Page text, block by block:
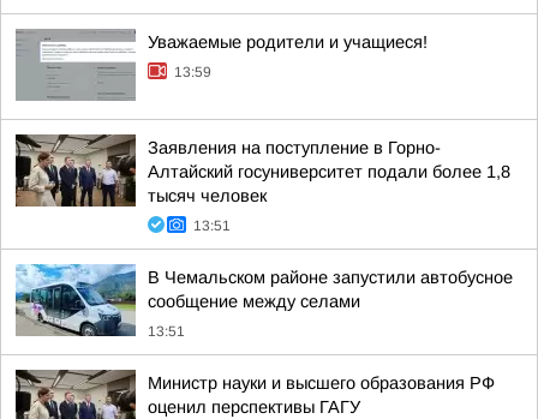
Уважаемые родители и учащиеся!
13:59
Заявления на поступление в Горно-
Алтайский госуниверситет подали более 1,8
тысяч человек
13:51
В Чемальском районе запустили автобусное
сообщение между селами
13:51
Министр науки и высшего образования РФ
оценил перспективы ГАГУ